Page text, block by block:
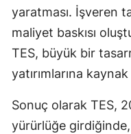
yaratması. İşveren
maliyet baskısı
TES, büyük bir
yatırımlarına
Sonuç olarak TES,
yürürlüğe girdiğinde,